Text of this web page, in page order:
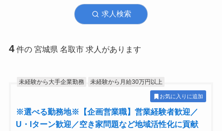
求人検索
4件の 宮城県 名取市 求人があります
未経験から大手企業勤務 未経験から月給30万円以上
お気に入りに追加
※選べる勤務地※【企画営業職】営業経験者歓迎／
U・Iターン歓迎／空き家問題など地域活性化に貢献